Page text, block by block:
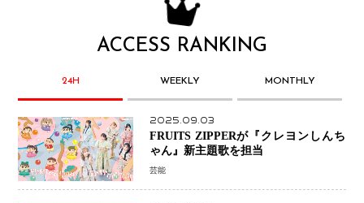
ACCESS RANKING
24H WEEKLY MONTHLY
2025.09.03
FRUITS ZIPPERが『クレヨンしんち
ゃん』新主題歌を担当
芸能